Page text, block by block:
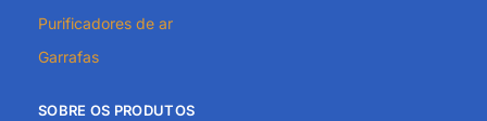
Purificadores de ar
Garrafas
SOBRE OS PRODUTOS